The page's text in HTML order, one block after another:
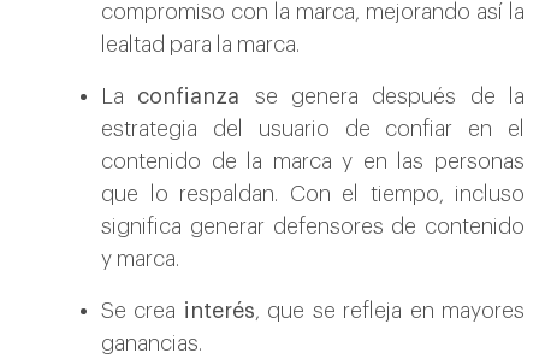
compromiso con la marca, mejorando así la
lealtad para la marca.
La confianza se genera después de la
estrategia del usuario de confiar en el
contenido de la marca y en las personas
que lo respaldan. Con el tiempo, incluso
significa generar defensores de contenido
y marca.
Se crea interés, que se refleja en mayores
ganancias.